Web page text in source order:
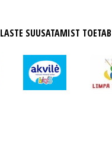
LASTE SUUSATAMIST TOETAB